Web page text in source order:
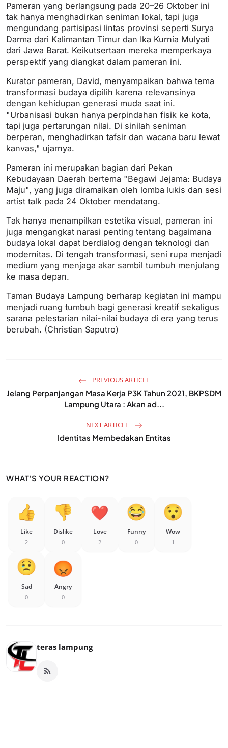
Pameran yang berlangsung pada 20–26 Oktober ini
tak hanya menghadirkan seniman lokal, tapi juga
mengundang partisipasi lintas provinsi seperti Surya
Darma dari Kalimantan Timur dan Ika Kurnia Mulyati
dari Jawa Barat. Keikutsertaan mereka memperkaya
perspektif yang diangkat dalam pameran ini.
Kurator pameran, David, menyampaikan bahwa tema
transformasi budaya dipilih karena relevansinya
dengan kehidupan generasi muda saat ini.
"Urbanisasi bukan hanya perpindahan fisik ke kota,
tapi juga pertarungan nilai. Di sinilah seniman
berperan, menghadirkan tafsir dan wacana baru lewat
kanvas," ujarnya.
Pameran ini merupakan bagian dari Pekan
Kebudayaan Daerah bertema "Begawi Jejama: Budaya
Maju", yang juga diramaikan oleh lomba lukis dan sesi
artist talk pada 24 Oktober mendatang.
Tak hanya menampilkan estetika visual, pameran ini
juga mengangkat narasi penting tentang bagaimana
budaya lokal dapat berdialog dengan teknologi dan
modernitas. Di tengah transformasi, seni rupa menjadi
medium yang menjaga akar sambil tumbuh menjulang
ke masa depan.
Taman Budaya Lampung berharap kegiatan ini mampu
menjadi ruang tumbuh bagi generasi kreatif sekaligus
sarana pelestarian nilai-nilai budaya di era yang terus
berubah. (Christian Saputro)
PREVIOUS ARTICLE
Jelang Perpanjangan Masa Kerja P3K Tahun 2021, BKPSDM
Lampung Utara : Akan ad...
NEXT ARTICLE
Identitas Membedakan Entitas
WHAT'S YOUR REACTION?
Like
2
Dislike
0
Love
2
Funny
0
Wow
1
Sad
0
Angry
0
teras lampung